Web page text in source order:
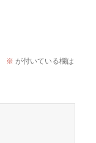
※ が付いている欄は